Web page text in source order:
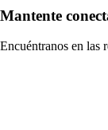
Mantente
Encuéntranos en las